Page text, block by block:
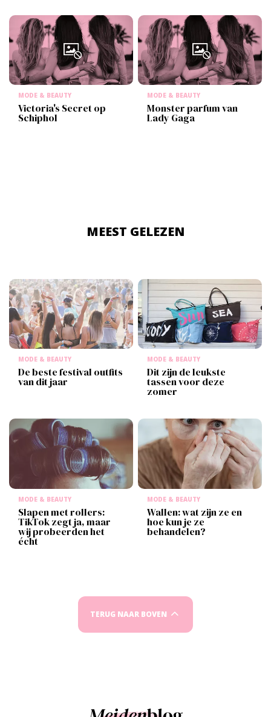
MODE & BEAUTY
Victoria's Secret op
Schiphol
MODE & BEAUTY
Monster parfum van
Lady Gaga
MEEST GELEZEN
MODE & BEAUTY
De beste festival outfits
van dit jaar
MODE & BEAUTY
Dit zijn de leukste
tassen voor deze
zomer
MODE & BEAUTY
Slapen met rollers:
TikTok zegt ja, maar
wij probeerden het
écht
MODE & BEAUTY
Wallen: wat zijn ze en
hoe kun je ze
behandelen?
TERUG NAAR BOVEN